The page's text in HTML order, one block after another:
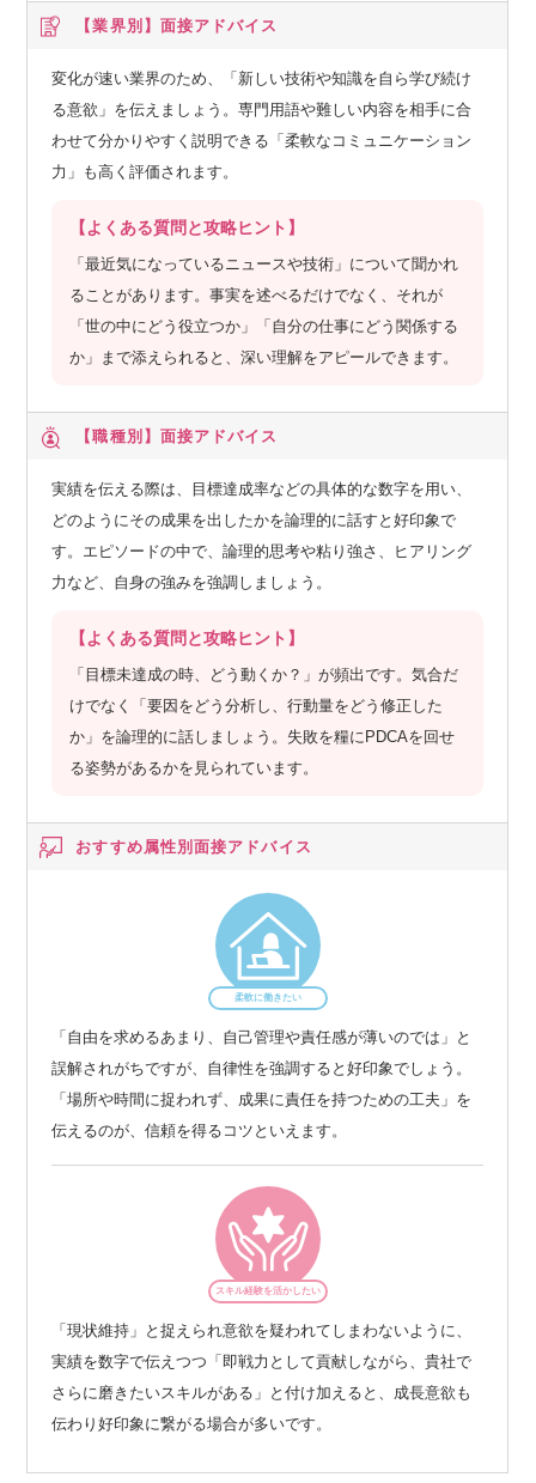
【業界別】 面接アドバイス
変化が速い業界のため、「新しい技術や知識を自ら学び続け
る意欲」を伝えましょう。専門用語や難しい内容を相手に合
わせて分かりやすく説明できる「柔軟なコミュニケーション
力」も高く評価されます。
【よくある質問と攻略ヒント】
「最近気になっているニュースや技術」について聞かれ
ることがあります。事実を述べるだけでなく、それが
「世の中にどう役立つか」「自分の仕事にどう関係する
か」まで添えられると、深い理解をアピールできます。
【職種別】 面接アドバイス
実績を伝える際は、目標達成率などの具体的な数字を用い、
どのようにその成果を出したかを論理的に話すと好印象で
す。エピソードの中で、論理的思考や粘り強さ、ヒアリング
力など、自身の強みを強調しましょう。
【よくある質問と攻略ヒント】
「目標未達成の時、どう動くか？」が頻出です。気合だ
けでなく「要因をどう分析し、行動量をどう修正した
か」を論理的に話しましょう。失敗を糧にPDCAを回せ
る姿勢があるかを見られています。
おすすめ属性別面接アドバイス
柔軟に働きたい
「自由を求めるあまり、自己管理や責任感が薄いのでは」と
誤解されがちですが、自律性を強調すると好印象でしょう。
「場所や時間に捉われず、成果に責任を持つための工夫」を
伝えるのが、信頼を得るコツといえます。
スキル経験を活かしたい
「現状維持」と捉えられ意欲を疑われてしまわないように、
実績を数字で伝えつつ「即戦力として貢献しながら、貴社で
さらに磨きたいスキルがある」と付け加えると、成長意欲も
伝わり好印象に繋がる場合が多いです。